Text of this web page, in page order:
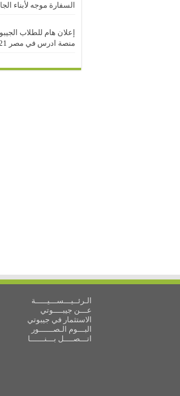
السفارة موجه لأبناء
إعلان هام للطلاب
منصة ادرس في مصر
21
الـرئــيـــســـيـــــة
عـــن جيبــــوتي
الاستثمار في جيبوتي
البـــوم الـصــــــور
اتـــصــــل بـــنــــــا